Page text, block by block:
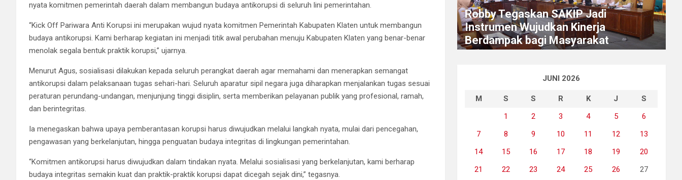
nyata komitmen pemerintah daerah dalam membangun budaya antikorupsi di seluruh lini pemerintahan.
“Kick Off Pariwara Anti Korupsi ini merupakan wujud nyata komitmen Pemerintah Kabupaten Klaten untuk membangun
budaya antikorupsi. Kami berharap kegiatan ini menjadi titik awal perubahan menuju Kabupaten Klaten yang benar-benar
menolak segala bentuk praktik korupsi,” ujarnya.
Menurut Agus, sosialisasi dilakukan kepada seluruh perangkat daerah agar memahami dan menerapkan semangat
antikorupsi dalam pelaksanaan tugas sehari-hari. Seluruh aparatur sipil negara juga diharapkan menjalankan tugas sesuai
peraturan perundang-undangan, menjunjung tinggi disiplin, serta memberikan pelayanan publik yang profesional, ramah,
dan berintegritas.
Ia menegaskan bahwa upaya pemberantasan korupsi harus diwujudkan melalui langkah nyata, mulai dari pencegahan,
pengawasan yang berkelanjutan, hingga penguatan budaya integritas di lingkungan pemerintahan.
“Komitmen antikorupsi harus diwujudkan dalam tindakan nyata. Melalui sosialisasi yang berkelanjutan, kami berharap
budaya integritas semakin kuat dan praktik-praktik korupsi dapat dicegah sejak dini,” tegasnya.
Robby Tegaskan SAKIP Jadi
Instrumen Wujudkan Kinerja
Berdampak bagi Masyarakat
JUNI 2026
M S S R K J
S
1
2 3 4 5
6
7
8 9 10 11 12
13
14
15 16 17 18 19
20
21
22 23 24 25 26
27